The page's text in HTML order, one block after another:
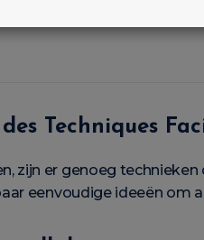
textuur en ruime
Techniques
zijn er genoeg
eenvoudige ideeën om